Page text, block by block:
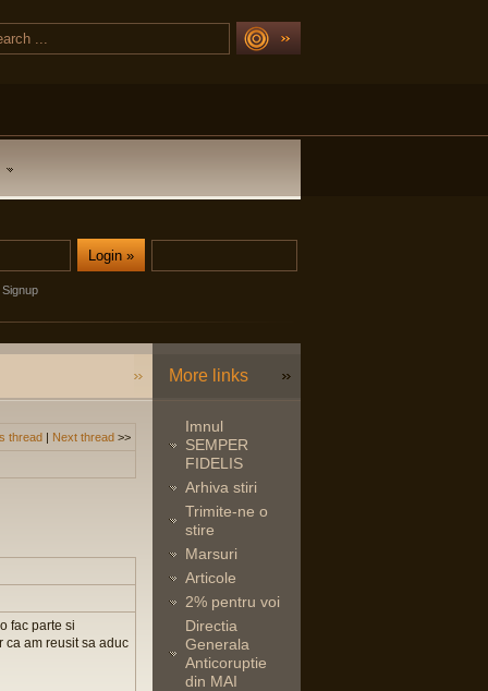
Signup
thread | Next thread >>
fac parte si
ca am reusit sa aduc
More links
Imnul
SEMPER
FIDELIS
Arhiva stiri
Trimite-ne o
stire
Marsuri
Articole
2% pentru voi
Directia
Generala
Anticoruptie
din MAI